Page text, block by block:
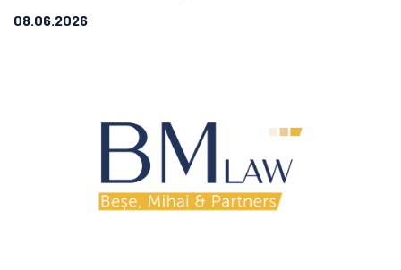
08.06.2026